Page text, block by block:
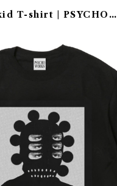
T-shirt | PSYCHOW